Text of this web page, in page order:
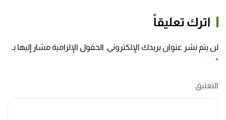
اترك تعليقاً
لن يتم نشر عنوان بريدك الإلكتروني. الحقول الإلزامية مشار إليها بـ
*
التعليق